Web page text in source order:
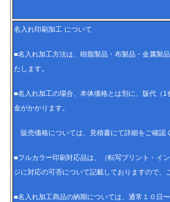
名入れ印刷加工 について
■名入れ加工方法は、樹脂製品・布製品・金属製
たします。
■名入れ加工の場合、本体価格とは別に、版代（
金がかかります。
販売価格については、見積書にて詳細をご確認
■フルカラー印刷対応品は、（転写プリント・イ
ジに対応の可否について記載しておりますので、
■名入れ加工商品の納期については、通常１０日〜